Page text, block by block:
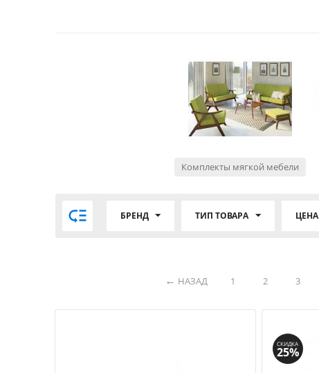
Комплекты мягкой мебели
 БРЕНД ТИП ТОВАРА ЦЕНА
НАЗАД 1 2 3
СКИДКА
25%